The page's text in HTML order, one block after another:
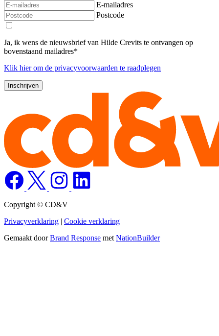
E-mailadres
Postcode
Ja, ik wens de nieuwsbrief van Hilde Crevits te ontvangen op
bovenstaand mailadres*
Klik hierom de privacyvoorwaarden te raadplegen
Copyright © CD&V
Privacyverklaring | Cookie verklaring
Gemaakt doorBrand Response met NationBuilder